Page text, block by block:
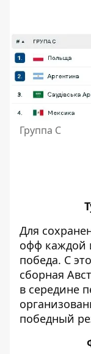
Группа С
Для
офф каждой
победа. С
сборная
в середине
победный